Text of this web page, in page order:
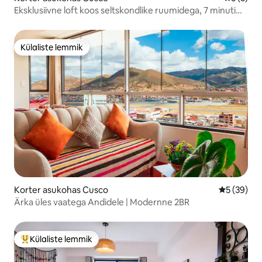
Eksklusiivne loft koos seltskondlike ruumidega, 7 minuti
Külaliste lemmik
Külaliste lemmik
Korter asukohas Cusco Keskmine
5 (39)
Ärka üles vaatega Andidele | Modernne 2BR
Külaliste suur lemmik
Külaliste lemmik